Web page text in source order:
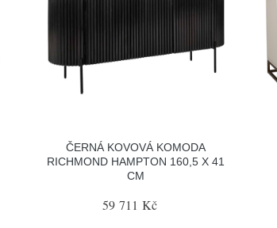
ČERNÁ KOVOVÁ KOMODA
RICHMOND HAMPTON 160,5 X 41
CM
59 711 Kč